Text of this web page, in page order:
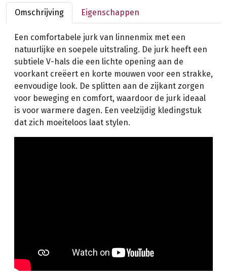
Omschrijving Eigenschappen
Een comfortabele jurk van linnenmix met een
natuurlijke en soepele uitstraling. De jurk heeft een
subtiele V-hals die een lichte opening aan de
voorkant creëert en korte mouwen voor een strakke,
eenvoudige look. De splitten aan de zijkant zorgen
voor beweging en comfort, waardoor de jurk ideaal
is voor warmere dagen. Een veelzijdig kledingstuk
dat zich moeiteloos laat stylen.